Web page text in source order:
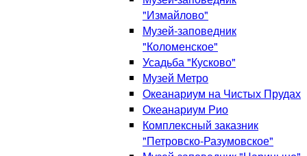
"Измайлово"
Музей-заповедник
"Коломенское"
Усадьба "Кусково"
Музей Метро
Океанариум на Чистых Прудах
Океанариум Рио
Комплексный заказник
"Петровско-Разумовское"